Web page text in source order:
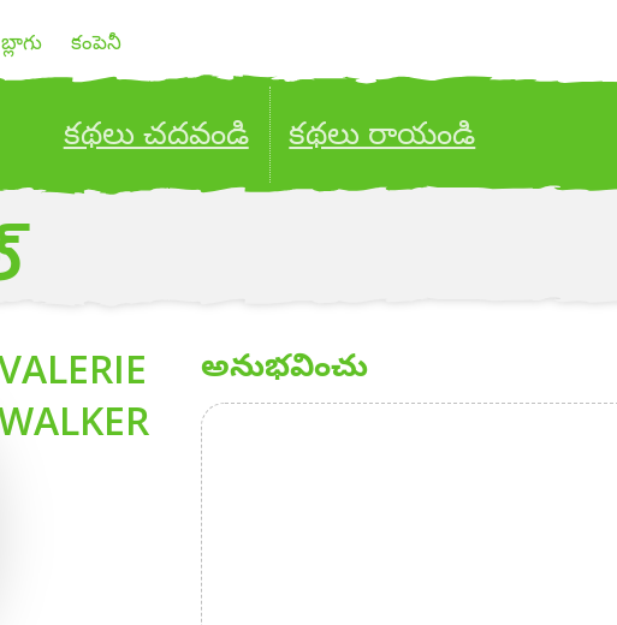
బ్లాగు కంపెనీ
కథలు చదవండి కథలు రాయండి
your stories to a global audience.
అనుభవించు